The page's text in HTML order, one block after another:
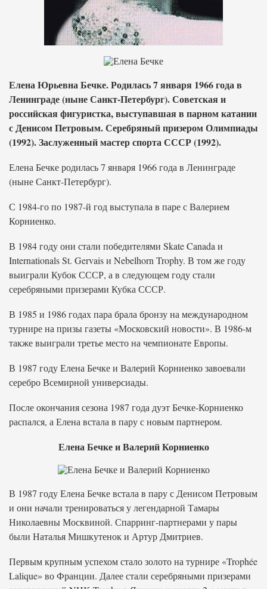
Елена Юрьевна Бечке. Родилась 7 января 1966 года в
Ленинграде (ныне Санкт-Петербург). Советская и
российская фигуристка, выступавшая в парном катании
с Денисом Петровым. Серебряный призером Олимпиады
(1992). Заслуженный мастер спорта СССР (1992).
Елена Бечке родилась 7 января 1966 года в Ленинграде
(ныне Санкт-Петербург).
С 1984-го по 1987-й год выступала в паре с Валерием
Корниенко.
В 1984 году они стали победителями Skate Canada и
Internationals St. Gervais и Nebelhorn Trophy. В том же году
выиграли Кубок СССР, а в следующем году стали
серебряными призерами Кубка СССР.
В 1985 и 1986 годах пара брала бронзу на международном
турнире на призы газеты «Московский новости». В 1986-м
также выиграли третье место на чемпионате Европы.
В 1987 году Елена Бечке и Валерий Корниенко завоевали
серебро Всемирной универсиады.
После окончания сезона 1987 года дуэт Бечке-Корниенко
распался, а Елена встала в пару с новым партнером.
Елена Бечке и Валерий Корниенко
В 1987 году Елена Бечке встала в пару с Денисом Петровым
и они начали тренироваться у легендарной Тамары
Николаевны Москвиной. Спарринг-партнерами у пары
были Наталья Мишкутенок и Артур Дмитриев.
Первым крупным успехом стало золото на турнире «Trophée
Lalique» во Франции. Далее стали серебряными призерами